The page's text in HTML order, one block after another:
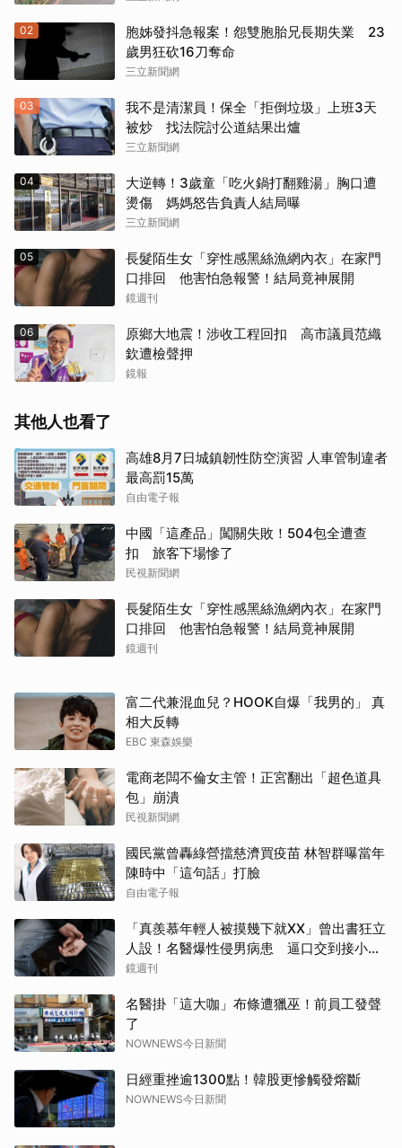
02
胞姊發抖急報案！怨雙胞胎兄長期失業 23
歲男狂砍16刀奪命
三立新聞網
03
我不是清潔員！保全「拒倒垃圾」上班3天
被炒 找法院討公道結果出爐
三立新聞網
04
大逆轉！3歲童「吃火鍋打翻雞湯」胸口遭
燙傷 媽媽怒告負責人結局曝
三立新聞網
05
長髮陌生女「穿性感黑絲漁網內衣」在家門
口排回 他害怕急報警！結局竟神展開
鏡週刊
06
原鄉大地震！涉收工程回扣 高市議員范織
欽遭檢聲押
鏡報
其他人也看了
高雄8月7日城鎮韌性防空演習 人車管制違者
最高罰15萬
自由電子報
中國「這產品」闖關失敗！504包全遭查
扣 旅客下場慘了
民視新聞網
長髮陌生女「穿性感黑絲漁網內衣」在家門
口排回 他害怕急報警！結局竟神展開
鏡週刊
富二代兼混血兒？HOOK自爆「我男的」 真
相大反轉
EBC 東森娛樂
電商老闆不倫女主管！正宮翻出「超色道具
包」崩潰
民視新聞網
國民黨曾轟綠營擋慈濟買疫苗 林智群曝當年
陳時中「這句話」打臉
自由電子報
「真羨慕年輕人被摸幾下就XX」曾出書狂立
人設！名醫爆性侵男病患 逼口交到接小孩
鬧鐘響才停
鏡週刊
名醫掛「這大咖」布條遭獵巫！前員工發聲
了
NOWNEWS今日新聞
日經重挫逾1300點！韓股更慘觸發熔斷
NOWNEWS今日新聞